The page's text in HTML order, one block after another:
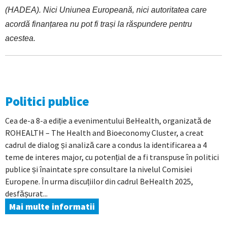
(HADEA). Nici Uniunea Europeană, nici autoritatea care
acordă finanțarea nu pot fi trași la răspundere pentru
acestea.
Politici publice
Cea de-a 8-a ediție a evenimentului BeHealth, organizată de
ROHEALTH – The Health and Bioeconomy Cluster, a creat
cadrul de dialog și analiză care a condus la identificarea a 4
teme de interes major, cu potențial de a fi transpuse în politici
publice și înaintate spre consultare la nivelul Comisiei
Europene. În urma discuțiilor din cadrul BeHealth 2025,
desfășurat...
Mai multe informatii